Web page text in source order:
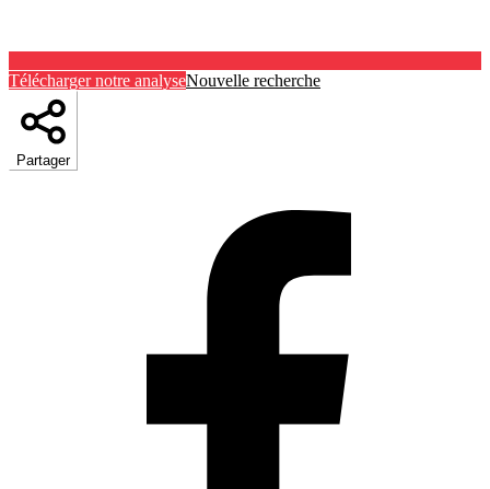
Télécharger notre analyseNouvelle recherche
Partager